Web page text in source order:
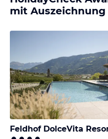
mit Auszeichnung
Feldhof DolceVita